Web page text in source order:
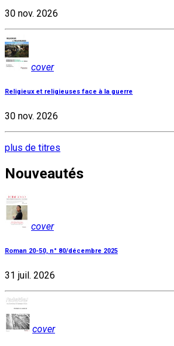
30 nov. 2026
cover
Religieux et religieuses face à la guerre
30 nov. 2026
plus de titres
Nouveautés
cover
Roman 20-50, n° 80/décembre 2025
31 juil. 2026
cover